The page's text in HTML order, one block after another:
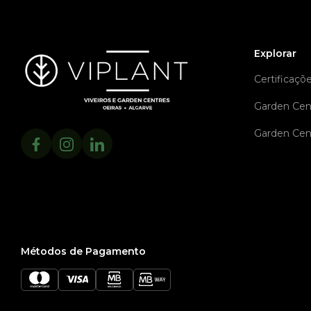
Explorar
Garden
Garden
Métodos de Pagamento